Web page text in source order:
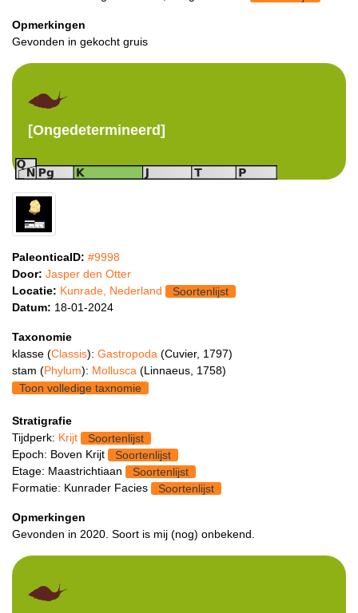
Opmerkingen
Gevonden in gekocht gruis
[Ongedetermineerd]
PaleonticaID: #9998
Door: Jasper den Otter
Locatie: Kunrade, Nederland
Soortenlijst
Datum: 18-01-2024
Taxonomie
klasse (Classis): Gastropoda (Cuvier, 1797)
stam (Phylum): Mollusca (Linnaeus, 1758)
Toon volledige taxnomie
Stratigrafie
Tijdperk: Krijt
Soortenlijst
Epoch: Boven Krijt
Soortenlijst
Etage: Maastrichtiaan
Soortenlijst
Formatie: Kunrader Facies
Soortenlijst
Opmerkingen
Gevonden in 2020. Soort is mij (nog) onbekend.